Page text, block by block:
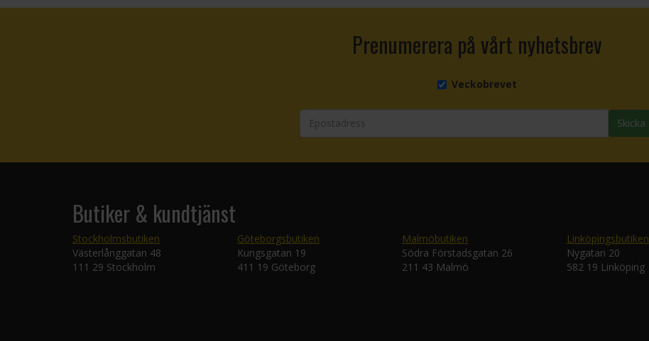
Prenumerera på vårt nyhetsbrev
Veckobrevet
Skicka
Butiker & kundtjänst
Stockholmsbutiken
Västerlånggatan 48
111 29 Stockholm
Göteborgsbutiken
Kungsgatan 19
411 19 Göteborg
Malmöbutiken
Södra Förstadsgatan 26
211 43 Malmö
Linköpingsbutiken
Nygatan 20
582 19 Linköping